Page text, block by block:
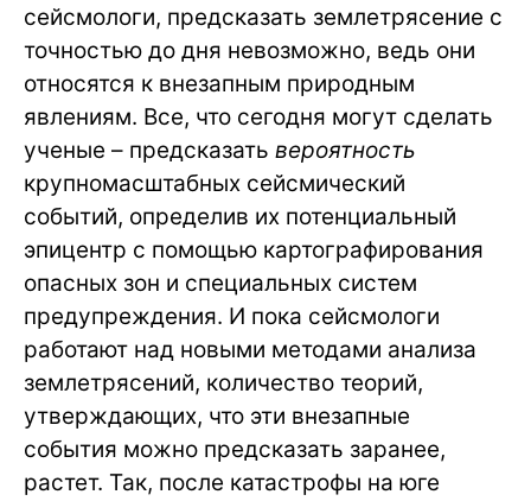
сейсмологи, предсказать землетрясение с
точностью до дня невозможно, ведь они
относятся к внезапным природным
явлениям. Все, что сегодня могут сделать
ученые – предсказать вероятность
крупномасштабных сейсмический
событий, определив их потенциальный
эпицентр с помощью картографирования
опасных зон и специальных систем
предупреждения. И пока сейсмологи
работают над новыми методами анализа
землетрясений, количество теорий,
утверждающих, что эти внезапные
события можно предсказать заранее,
растет. Так, после катастрофы на юге